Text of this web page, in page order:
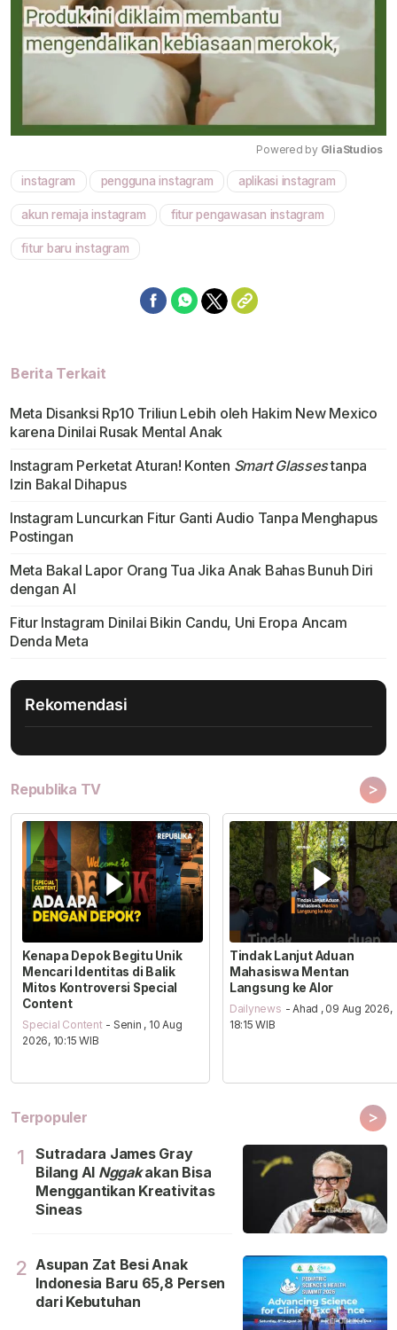
Mute
Powered by GliaStudios
instagram pengguna instagram aplikasi instagram
akun remaja instagram fitur pengawasan instagram
fitur baru instagram
Berita Terkait
Meta Disanksi Rp10 Triliun Lebih oleh Hakim New Mexico
karena Dinilai Rusak Mental Anak
Instagram Perketat Aturan! Konten Smart Glassestanpa
Izin Bakal Dihapus
Instagram Luncurkan Fitur Ganti Audio Tanpa Menghapus
Postingan
Meta Bakal Lapor Orang Tua Jika Anak Bahas Bunuh Diri
dengan AI
Fitur Instagram Dinilai Bikin Candu, Uni Eropa Ancam
Denda Meta
Rekomendasi
Republika TV >
Kenapa Depok Begitu Unik
Mencari Identitas di Balik
Mitos Kontroversi Special
Content
Special Content - Senin , 10 Aug
2026, 10:15 WIB
Tindak Lanjut Aduan
Mahasiswa Mentan
Langsung ke Alor
Dailynews - Ahad , 09 Aug 2026,
18:15 WIB
Terpopuler >
1
Sutradara James Gray
Bilang Al Nggakakan Bisa
Menggantikan Kreativitas
Sineas
2 Asupan Zat Besi Anak
Indonesia Baru 65,8 Persen
dari Kebutuhan